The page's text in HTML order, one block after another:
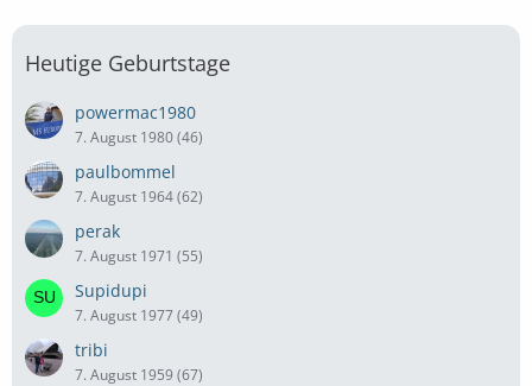
Heutige Geburtstage
powermac1980
7. August 1980 (46)
paulbommel
7. August 1964 (62)
perak
7. August 1971 (55)
Supidupi
7. August 1977 (49)
tribi
7. August 1959 (67)